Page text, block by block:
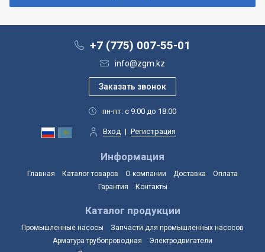
+7 (775) 007-55-01
info@zgm.kz
пн-пт: с 9:00 до 18:00
Вход | Регистрация
Информация
Главная Каталог товаров О компании Доставка
Оплата
Гарантия
Контакты
Каталог продукции
Промышленные насосы
Запчасти для промышленных насосов
Арматура трубопроводная
Электродвигатели